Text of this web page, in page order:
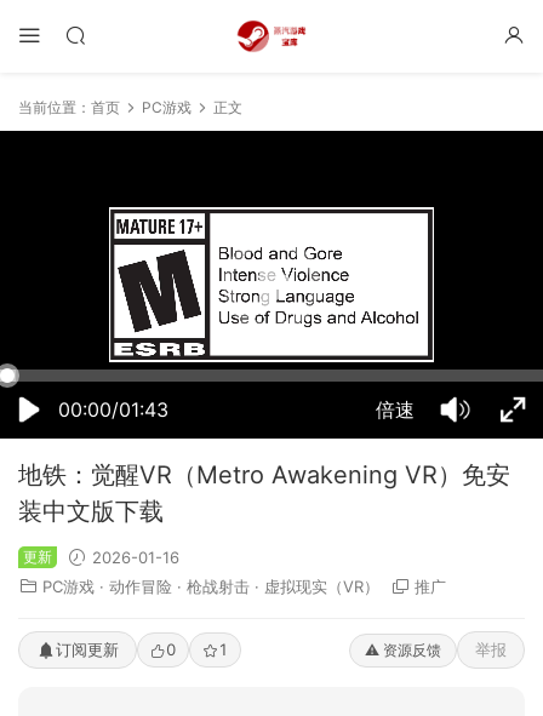
当前位置： 首页 PC游戏 正文
00:00/01:43 倍速
50% 75% 100%
地铁：觉醒VR（Metro Awakening VR）免安
装中文版下载
更新
2026-01-16
PC游戏 · 动作冒险 · 枪战射击 · 虚拟现实（VR） 推广
订阅更新 0 1 ⚠️ 资源反馈 举报